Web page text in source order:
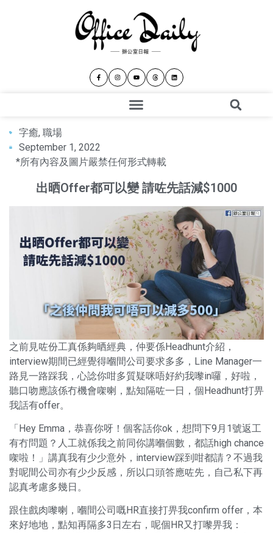
字癒, 職場
September 1, 2022
*所有內容及圖片嚴禁任何形式轉載
出晒Offer都可以變 請咗先話減$1000
之前見咗份工真係夠晒經典，仲要係Headhunt介紹，
interview期間已經覺得嗰間公司要求多多，Line Manager一
路見一路踩我，心諗你咁多質疑咪唔好約我嚟in囉，好啦，
聽口吻應該係冇機會㗎喇，點知隔咗一日，個Headhunt打畀
我話有offer。
「Hey Emma，恭喜你呀！個客話你ok，想問下9月1號返工
有冇問題？人工就係我之前同你講嗰個數，都話high chance
㗎啦！」講真我有少少意外，interview踩到咁都請？不過我
對呢間公司亦有少少反感，所以口頭答應咗先，自己私下再
認真考慮多幾日。
跟住戲肉嚟喇，嗰間公司嘅HR直接打畀我confirm offer，本
來好地地，點知再隔多3日左右，呢個HR又打嚟畀我：